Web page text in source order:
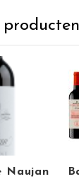
Naujan